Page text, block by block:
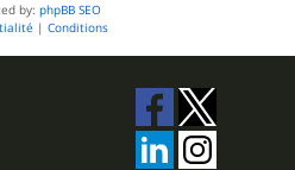
by: phpBB SEO
| Conditions